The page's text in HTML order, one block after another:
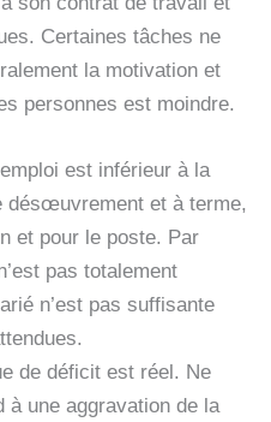
Certaines tâches ne
la motivation et
personnes est moindre.
est inférieur à la
désœuvrement et à terme,
et pour le poste. Par
pas totalement
n’est pas suffisante
de déficit est réel. Ne
à une aggravation de la